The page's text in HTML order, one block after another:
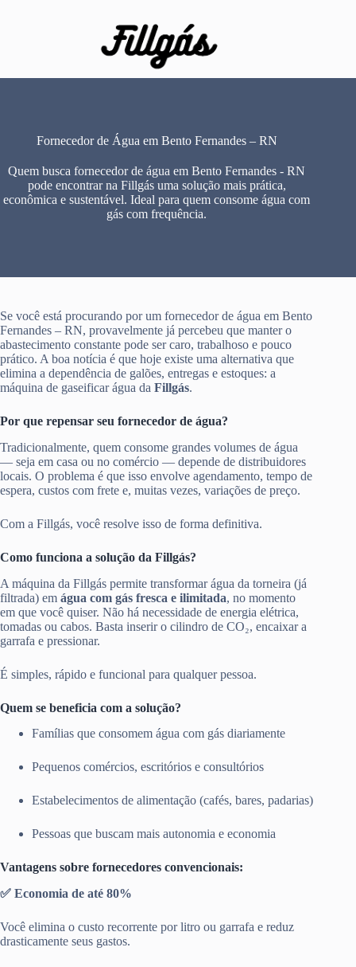
Fornecedor de Água em Bento Fernandes – RN
Quem busca fornecedor de água em Bento Fernandes - RN
pode encontrar na Fillgás uma solução mais prática,
econômica e sustentável. Ideal para quem consome água com
gás com frequência.
Se você está procurando por um fornecedor de água em Bento
Fernandes – RN, provavelmente já percebeu que manter o
abastecimento constante pode ser caro, trabalhoso e pouco
prático. A boa notícia é que hoje existe uma alternativa que
elimina a dependência de galões, entregas e estoques: a
máquina de gaseificar água da Fillgás.
Por que repensar seu fornecedor de água?
Tradicionalmente, quem consome grandes volumes de água
— seja em casa ou no comércio — depende de distribuidores
locais. O problema é que isso envolve agendamento, tempo de
espera, custos com frete e, muitas vezes, variações de preço.
Com a Fillgás, você resolve isso de forma definitiva.
Como funciona a solução da Fillgás?
A máquina da Fillgás permite transformar água da torneira (já
filtrada) em água com gás fresca e ilimitada, no momento
em que você quiser. Não há necessidade de energia elétrica,
tomadas ou cabos. Basta inserir o cilindro de CO₂, encaixar a
garrafa e pressionar.
É simples, rápido e funcional para qualquer pessoa.
Quem se beneficia com a solução?
Famílias que consomem água com gás diariamente
Pequenos comércios, escritórios e consultórios
Estabelecimentos de alimentação (cafés, bares, padarias)
Pessoas que buscam mais autonomia e economia
Vantagens sobre fornecedores convencionais:
✅ Economia de até 80%
Você elimina o custo recorrente por litro ou garrafa e reduz
drasticamente seus gastos.